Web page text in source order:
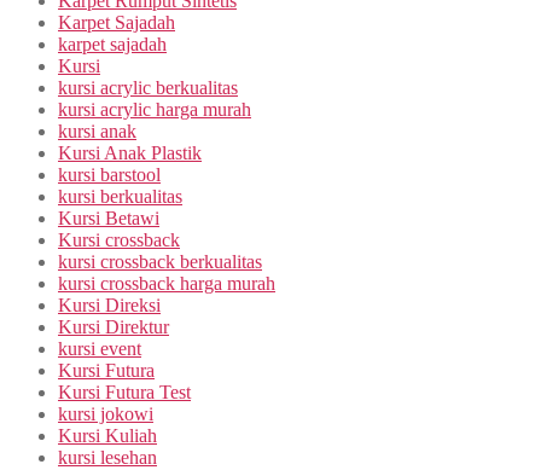
Karpet Sajadah
karpet sajadah
Kursi
kursi acrylic berkualitas
kursi acrylic harga murah
kursi anak
Kursi Anak Plastik
kursi barstool
kursi berkualitas
Kursi Betawi
Kursi crossback
kursi crossback berkualitas
kursi crossback harga murah
Kursi Direksi
Kursi Direktur
kursi event
Kursi Futura
Kursi Futura Test
kursi jokowi
Kursi Kuliah
kursi lesehan